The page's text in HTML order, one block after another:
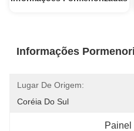
Informações
Lugar De Origem:
Coréia Do Sul
Painel